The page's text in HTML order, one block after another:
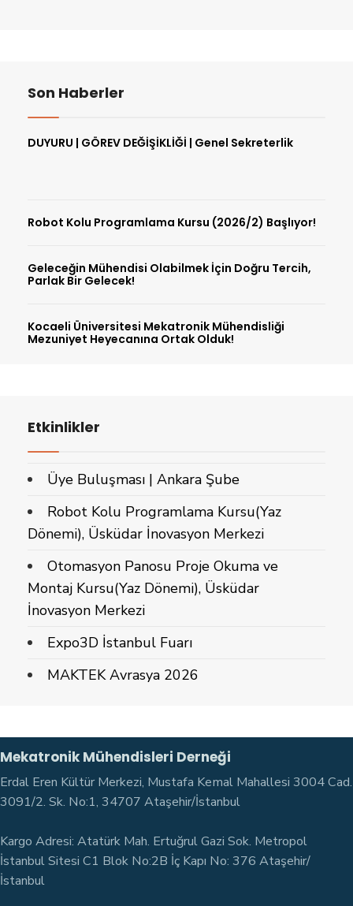
Son Haberler
DUYURU | GÖREV DEĞİŞİKLİĞİ | Genel Sekreterlik
Robot Kolu Programlama Kursu (2026/2) Başlıyor!
Geleceğin Mühendisi Olabilmek İçin Doğru Tercih,
Parlak Bir Gelecek!
Kocaeli Üniversitesi Mekatronik Mühendisliği
Mezuniyet Heyecanına Ortak Olduk!
Etkinlikler
Üye Buluşması | Ankara Şube
Robot Kolu Programlama Kursu(Yaz
Dönemi), Üsküdar İnovasyon Merkezi
Otomasyon Panosu Proje Okuma ve
Montaj Kursu(Yaz Dönemi), Üsküdar
İnovasyon Merkezi
Expo3D İstanbul Fuarı
MAKTEK Avrasya 2026
Mekatronik Mühendisleri Derneği
Erdal Eren Kültür Merkezi, Mustafa Kemal Mahallesi 3004 Cad.
3091/2. Sk. No:1, 34707 Ataşehir/İstanbul
Kargo Adresi: Atatürk Mah. Ertuğrul Gazi Sok. Metropol
İstanbul Sitesi C1 Blok No:2B İç Kapı No: 376 Ataşehir/
İstanbul